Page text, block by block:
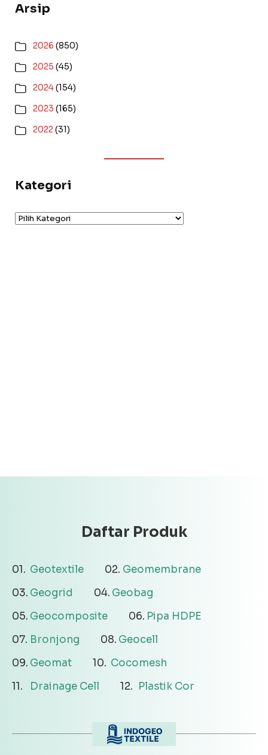
Arsip
2026 (850)
2025 (45)
2024(154)
2023 (165)
2022(31)
Kategori
Kategori
Daftar Produk
Geotextile
Geomembrane
Geogrid
Geobag
Geocomposite
Pipa HDPE
Bronjong
Geocell
Geomat
Cocomesh
Drainage Cell
Plastik Cor